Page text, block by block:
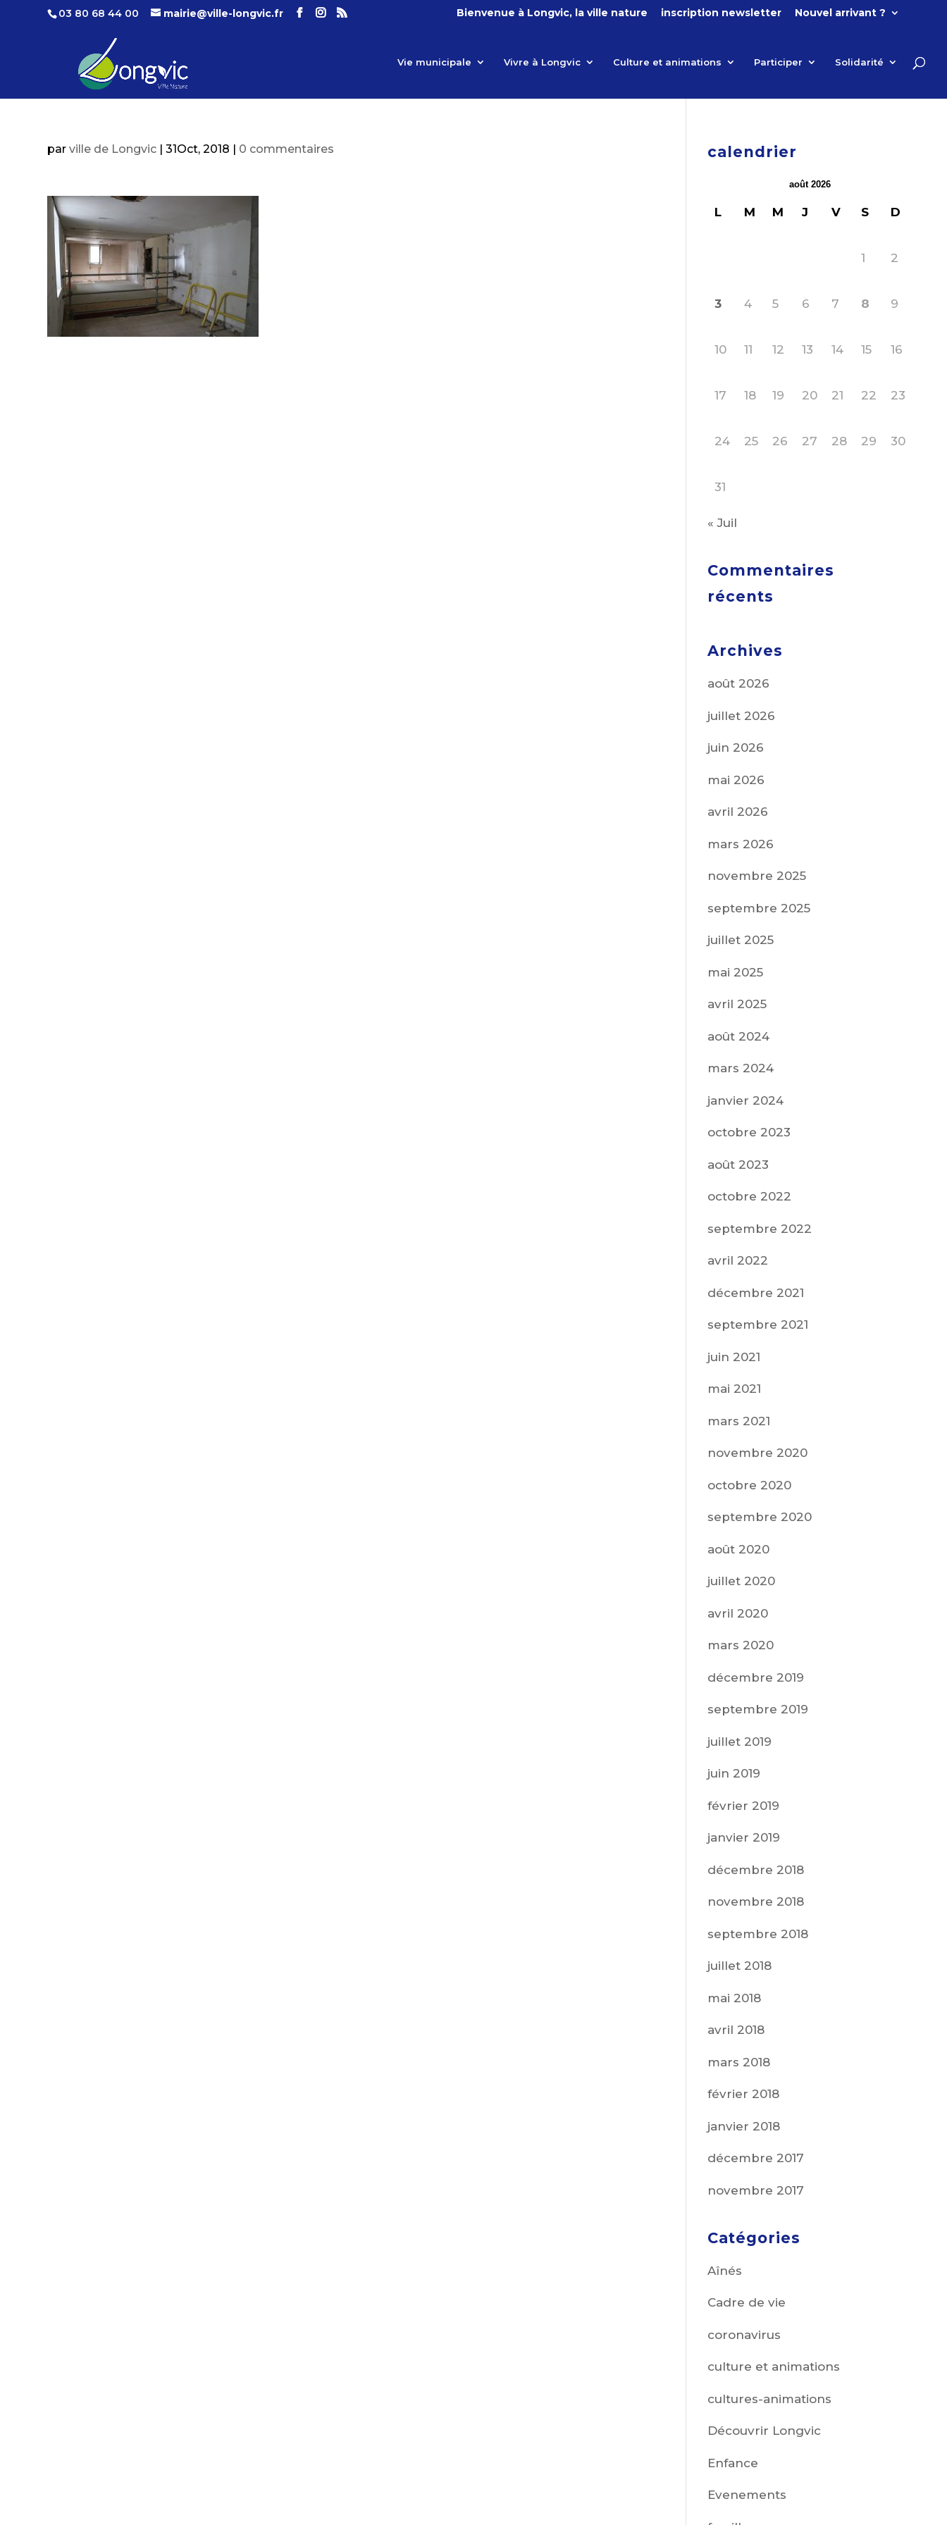
03 80 68 44 00 mairie@ville-longvic.fr Bienvenue à Longvic, la ville nature inscription newsletter Nouvel arrivant ?
Vie municipale Vivre à Longvic Culture et animations Participer Solidarité
parville de Longvic |31Oct, 2018 | 0 commentaires calendrier
août 2026
L M M J V S D
1 2
3 4 5 6 7 8 9
10 11 12 13 14 15 16
17 18 19 20 21 22 23
24 25 26 27 28 29 30
31
« Juil
Commentaires
récents
Archives
août 2026
juillet 2026
juin 2026
mai 2026
avril 2026
mars 2026
novembre 2025
septembre 2025
juillet 2025
mai 2025
avril 2025
août 2024
mars 2024
janvier 2024
octobre 2023
août 2023
octobre 2022
septembre 2022
avril 2022
décembre 2021
septembre 2021
juin 2021
mai 2021
mars 2021
novembre 2020
octobre 2020
septembre 2020
août 2020
juillet 2020
avril 2020
mars 2020
décembre 2019
septembre 2019
juillet 2019
juin 2019
février 2019
janvier 2019
décembre 2018
novembre 2018
septembre 2018
juillet 2018
mai 2018
avril 2018
mars 2018
février 2018
janvier 2018
décembre 2017
novembre 2017
Catégories
Aînés
Cadre de vie
coronavirus
culture et animations
cultures-animations
Découvrir Longvic
Enfance
Evenements